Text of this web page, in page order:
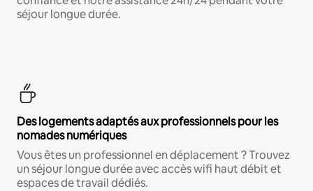
séjour longue durée.
Des logements adaptés aux professionnels pour les
nomades numériques
Vous êtes un professionnel en déplacement ? Trouvez
un séjour longue durée avec accès wifi haut débit et
espaces de travail dédiés.